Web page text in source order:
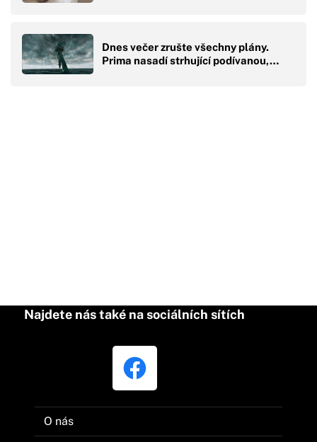
Dnes večer zrušte všechny plány.
Prima nasadí strhující podívanou,…
Najdete nás také na sociálních sítích
O nás